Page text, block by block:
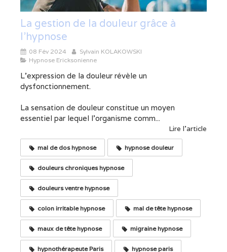
La gestion de la douleur grâce à
l'hypnose
08 Fév 2024
Sylvain KOLAKOWSKI
Hypnose Ericksonienne
L'expression de la douleur révèle un
dysfonctionnement.
La sensation de douleur constitue un moyen
essentiel par lequel l'organisme comm...
Lire l'article
mal de dos hypnose hypnose douleur
douleurs chroniques hypnose
douleurs ventre hypnose
colon irritable hypnose mal de tête hypnose
maux de tête hypnose migraine hypnose
hypnothérapeute Paris hypnose paris